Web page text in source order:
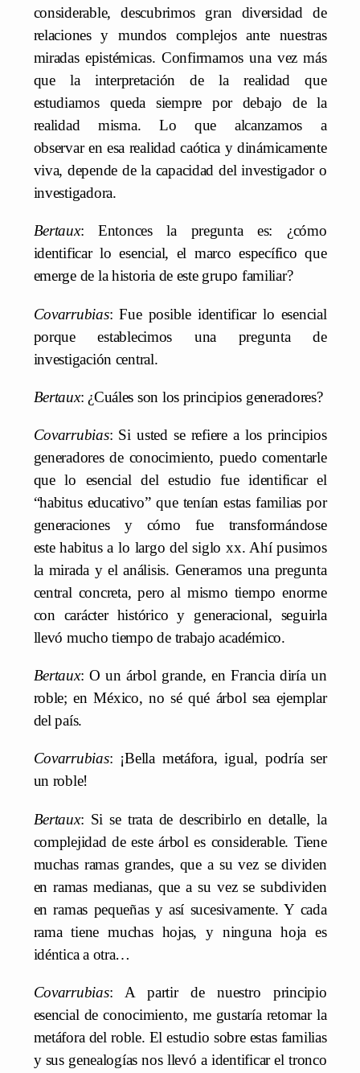
considerable, descubrimos gran diversidad de
relaciones y mundos complejos ante nuestras
miradas epistémicas. Confirmamos una vez más
que la interpretación de la realidad que
estudiamos queda siempre por debajo de la
realidad misma. Lo que alcanzamos a
observar en esa realidad caótica y dinámicamente
viva, depende de la capacidad del investigador o
investigadora.
Bertaux: Entonces la pregunta es: ¿cómo
identificar lo esencial, el marco específico que
emerge de la historia de este grupo familiar?
Covarrubias: Fue posible identificar lo esencial
porque establecimos una pregunta de
investigación central.
Bertaux: ¿Cuáles son los principios generadores?
Covarrubias: Si usted se refiere a los principios
generadores de conocimiento, puedo comentarle
que lo esencial del estudio fue identificar el
“habitus educativo” que tenían estas familias por
generaciones y cómo fue transformándose
este habitus a lo largo del siglo xx. Ahí pusimos
la mirada y el análisis. Generamos una pregunta
central concreta, pero al mismo tiempo enorme
con carácter histórico y generacional, seguirla
llevó mucho tiempo de trabajo académico.
Bertaux: O un árbol grande, en Francia diría un
roble; en México, no sé qué árbol sea ejemplar
del país.
Covarrubias: ¡Bella metáfora, igual, podría ser
un roble!
Bertaux: Si se trata de describirlo en detalle, la
complejidad de este árbol es considerable. Tiene
muchas ramas grandes, que a su vez se dividen
en ramas medianas, que a su vez se subdividen
en ramas pequeñas y así sucesivamente. Y cada
rama tiene muchas hojas, y ninguna hoja es
idéntica a otra…
Covarrubias: A partir de nuestro principio
esencial de conocimiento, me gustaría retomar la
metáfora del roble. El estudio sobre estas familias
y sus genealogías nos llevó a identificar el tronco